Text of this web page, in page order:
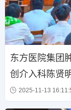
东方医院集团
创介入科陈贤
2025-11-13